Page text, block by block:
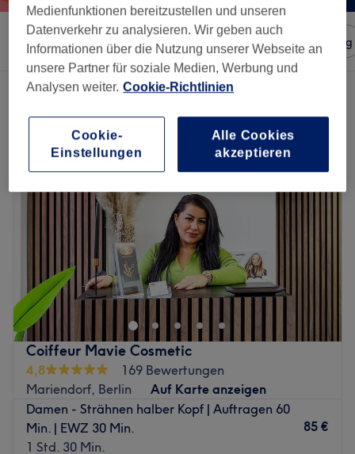
Sortieren nach Salons Expressangebote Bewertung
Ein Salon, der anbietet:
Coiffeur Mavie Cosmetic
4,8
169 Bewertungen
Mariendorf, Berlin
Auf Karte anzeigen
Damen - Strähnen halber Kopf | Auftragen 60
Min. | EWZ 30 Min.
1 Std. 30 Min.
85 €
Medienfunktionen bereitzustellen und unseren
Datenverkehr zu analysieren. Wir geben auch
Informationen über die Nutzung unserer Webseite an
unsere Partner für soziale Medien, Werbung und
Analysen weiter. Cookie-Richtlinien
Cookie-
Einstellungen
Alle Cookies
akzeptieren